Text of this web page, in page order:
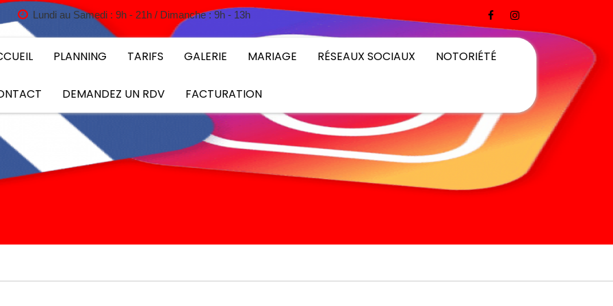
Lundi au Samedi : 9h - 21h / Dimanche : 9h - 13h
PLANNING TARIFS GALERIE MARIAGE RÉSEAUX SOCIAUX NOTORIÉTÉ
DEMANDEZ UN RDV FACTURATION